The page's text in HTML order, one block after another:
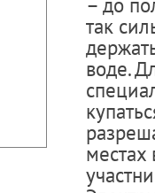
так
воде.
местах